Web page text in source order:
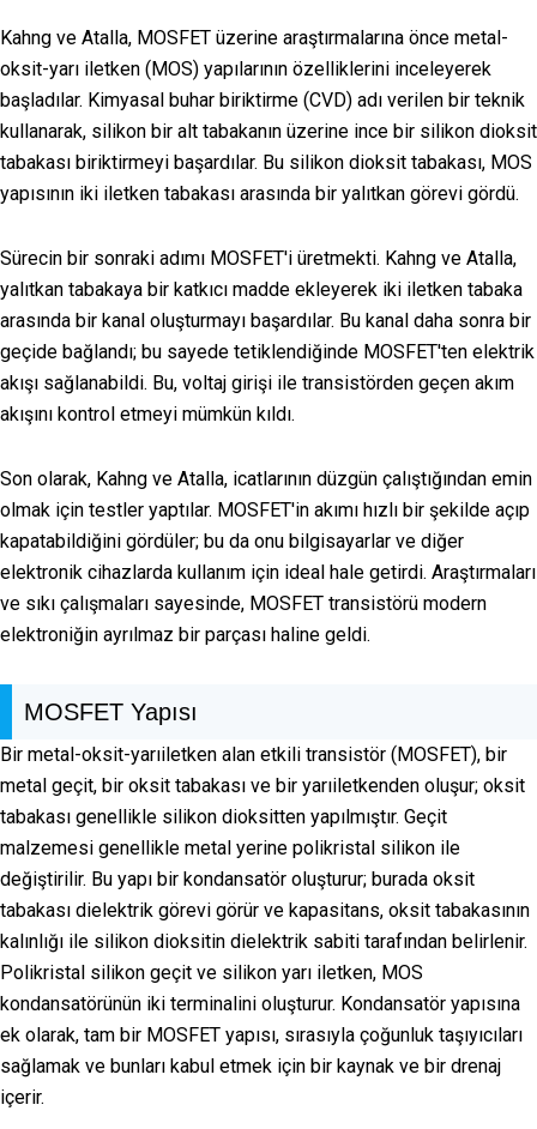
Kahng ve Atalla, MOSFET üzerine araştırmalarına önce metal-
oksit-yarı iletken (MOS) yapılarının özelliklerini inceleyerek
başladılar. Kimyasal buhar biriktirme (CVD) adı verilen bir teknik
kullanarak, silikon bir alt tabakanın üzerine ince bir silikon dioksit
tabakası biriktirmeyi başardılar. Bu silikon dioksit tabakası, MOS
yapısının iki iletken tabakası arasında bir yalıtkan görevi gördü.
Sürecin bir sonraki adımı MOSFET'i üretmekti. Kahng ve Atalla,
yalıtkan tabakaya bir katkıcı madde ekleyerek iki iletken tabaka
arasında bir kanal oluşturmayı başardılar. Bu kanal daha sonra bir
geçide bağlandı; bu sayede tetiklendiğinde MOSFET'ten elektrik
akışı sağlanabildi. Bu, voltaj girişi ile transistörden geçen akım
akışını kontrol etmeyi mümkün kıldı.
Son olarak, Kahng ve Atalla, icatlarının düzgün çalıştığından emin
olmak için testler yaptılar. MOSFET'in akımı hızlı bir şekilde açıp
kapatabildiğini gördüler; bu da onu bilgisayarlar ve diğer
elektronik cihazlarda kullanım için ideal hale getirdi. Araştırmaları
ve sıkı çalışmaları sayesinde, MOSFET transistörü modern
elektroniğin ayrılmaz bir parçası haline geldi.
MOSFET Yapısı
Bir metal-oksit-yarıiletken alan etkili transistör (MOSFET), bir
metal geçit, bir oksit tabakası ve bir yarıiletkenden oluşur; oksit
tabakası genellikle silikon dioksitten yapılmıştır. Geçit
malzemesi genellikle metal yerine polikristal silikon ile
değiştirilir. Bu yapı bir kondansatör oluşturur; burada oksit
tabakası dielektrik görevi görür ve kapasitans, oksit tabakasının
kalınlığı ile silikon dioksitin dielektrik sabiti tarafından belirlenir.
Polikristal silikon geçit ve silikon yarı iletken, MOS
kondansatörünün iki terminalini oluşturur. Kondansatör yapısına
ek olarak, tam bir MOSFET yapısı, sırasıyla çoğunluk taşıyıcıları
sağlamak ve bunları kabul etmek için bir kaynak ve bir drenaj
içerir.